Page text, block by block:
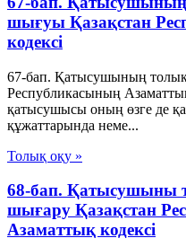
шығуы Қазақстан
кодексi
67-бап. Қатысушының толық
Республикасының
қатысушысы оның өзге де
құжаттарында неме...
Толық оқу »
68-бап. Қатысушыны
шығару Қазақстан
Азаматтық кодексi